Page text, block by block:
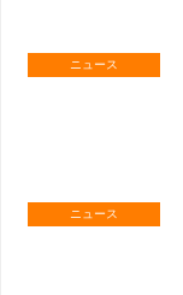
ニュース
ニュース